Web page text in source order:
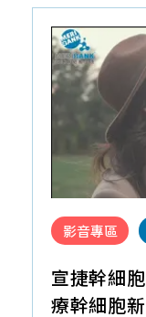
影音專區
宣捷幹細
療幹細胞